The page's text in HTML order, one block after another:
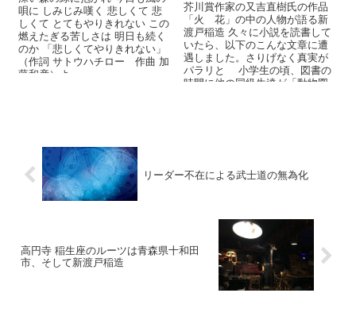
唄に しみじみ嘆く 悲しくて 悲
しくて とてもやりきれない この
燃えたぎる苦しさは 明日も続く
のか 「悲しくてやりきれない」
（作詞 サトウハチロー 作曲 加
藤和彦）よ...
芥川賞作家の又吉直樹氏の作品
「火 花」の中の人物が語る新
渡戸稲造 久々に小説を読書して
いたら、以下のこんな文章に遭
遇しました。さりげなく真実が
パラリと 小学生の頃、図書の
時間に他の同級生達が「動物図
リーダー不在による武士道の無為化
高円寺 稲生座のルーツは青森県十和田
市、そして新渡戸稲造